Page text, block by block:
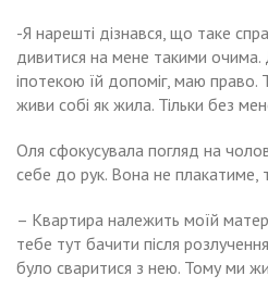
-Я нарешті дізнався, що таке
дивитися на мене такими очима.
іпотекою їй допоміг, маю право.
живи собі як жила. Тільки без
Оля сфокусувала погляд на
себе до рук. Вона не плакатиме,
– Квартира належить моїй
тебе тут бачити після
було сваритися з нею. Тому ми